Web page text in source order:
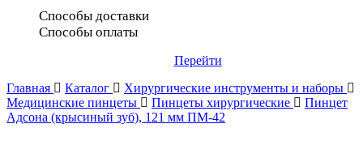
Способы доставки
Способы оплаты
Перейти
Главная
Каталог
Хирургические инструменты и наборы
Медицинские пинцеты
Пинцеты хирургические
Пинцет
Адсона (крысиный зуб), 121 мм ПМ-42